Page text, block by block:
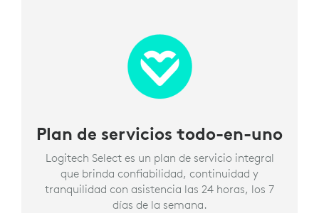
Plan de servicios todo-en-uno
Logitech Select es un plan de servicio integral
que brinda confiabilidad, continuidad y
tranquilidad con asistencia las 24 horas, los 7
días de la semana.